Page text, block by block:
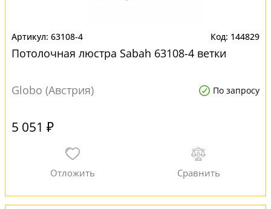
63108-4 144829
Потолочная люстра Sabah 63108-4 ветки
Globo (Австрия) По запросу
5 051 ₽